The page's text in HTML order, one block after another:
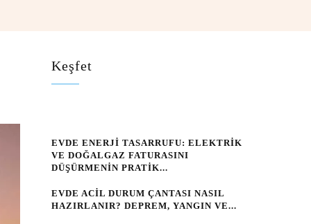
Keşfet
EVDE ENERJI TASARRUFU: ELEKTRIK
VE DOĞALGAZ FATURASINI
DÜŞÜRMENIN PRATIK...
EVDE ACIL DURUM ÇANTASI NASIL
HAZIRLANIR? DEPREM, YANGIN VE...